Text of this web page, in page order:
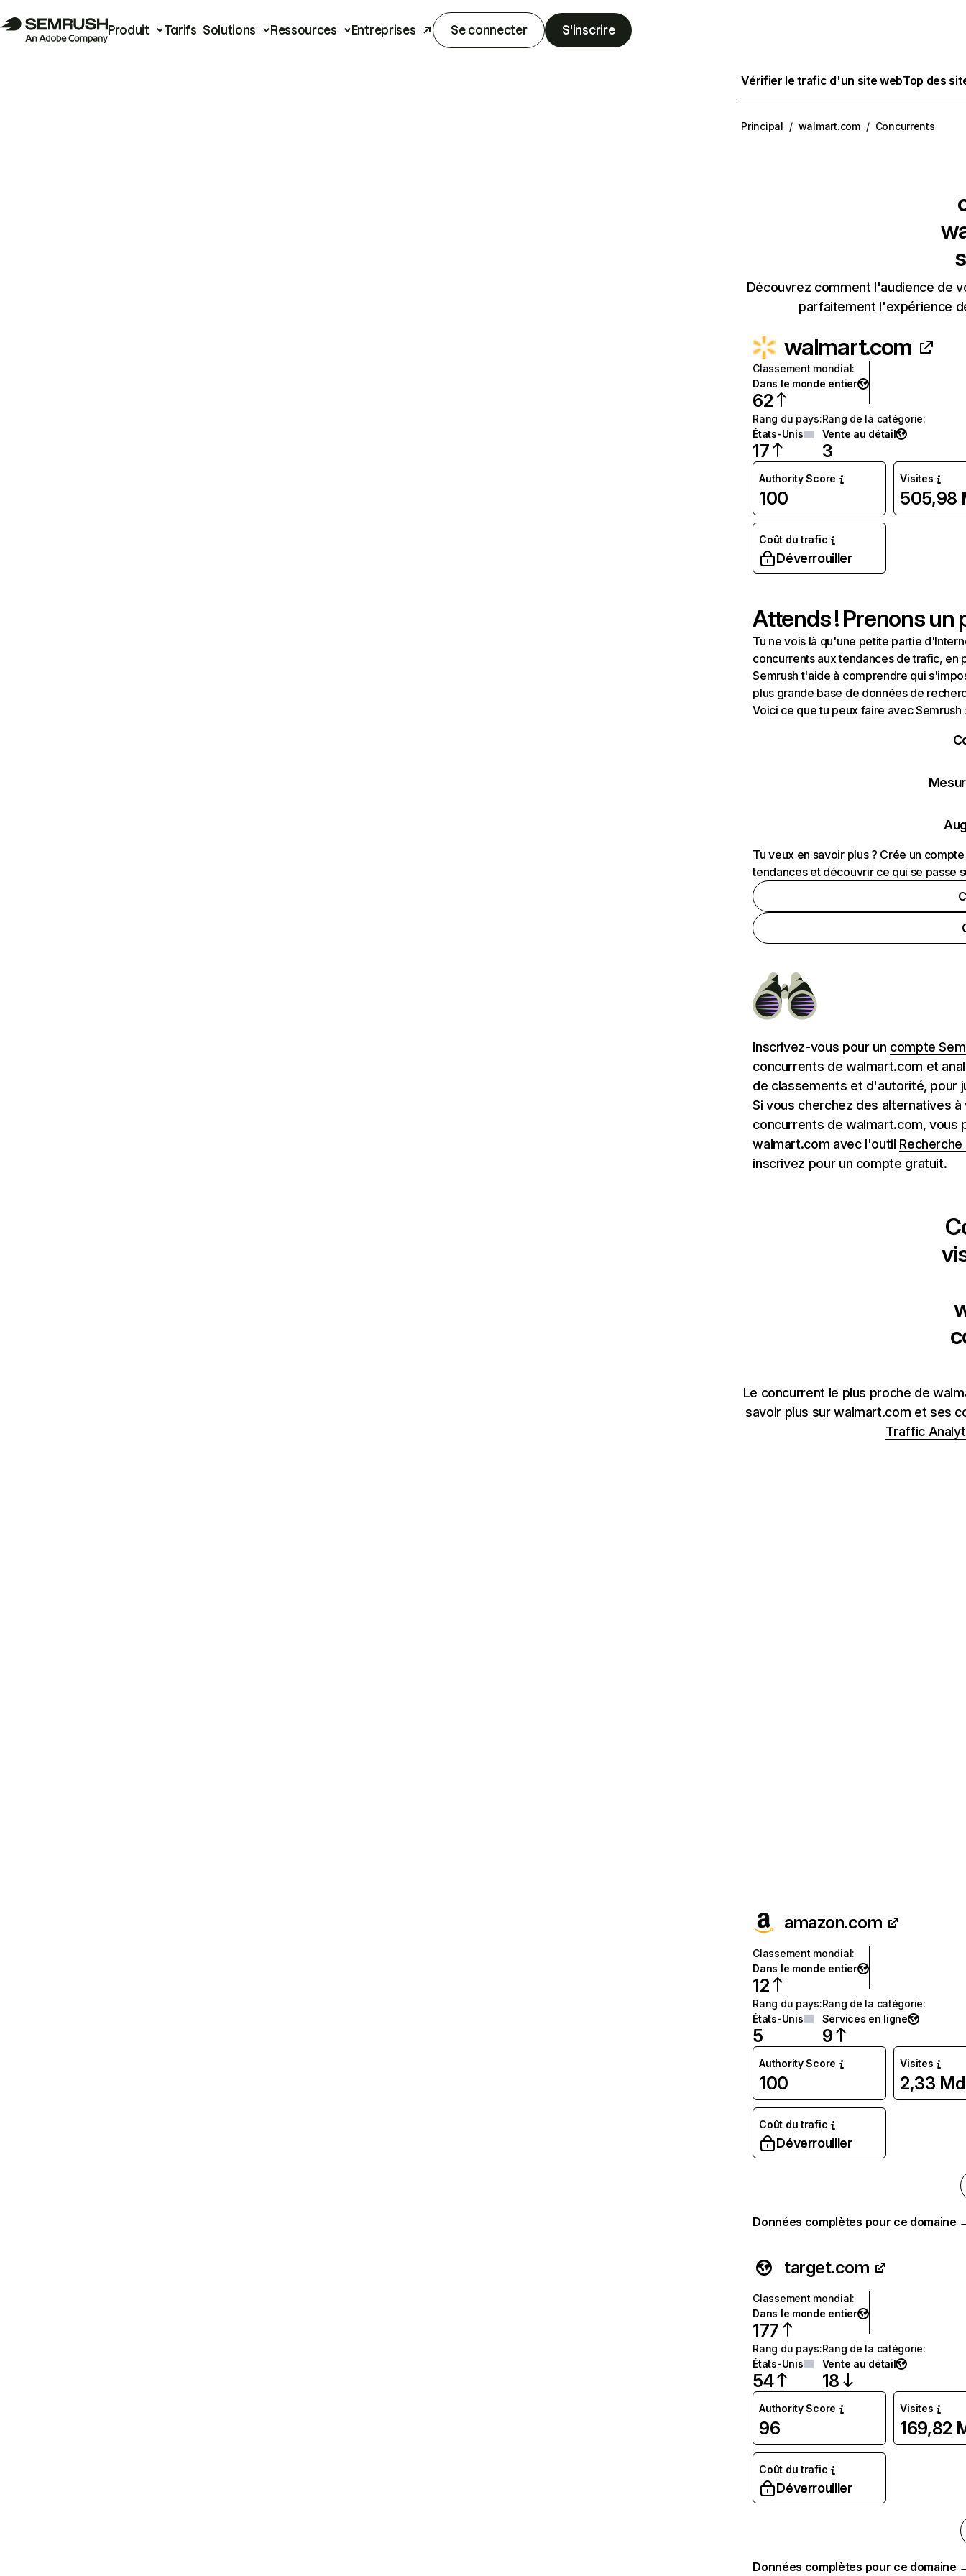
Produit Tarifs Solutions Ressources Entreprises Se connecter S'inscrire
Vérifier le trafic d'un site webTop des
Principal / walmart.com / Concurrents
Découvrez comment l'audience de
parfaitement l'expérience
walmart.com
Classement mondial:
Dans le monde entier
62
Rang du pays:
États-Unis
17
Rang de la catégorie:
Vente au détail
3
Authority Score
100
Visites
505,98
Coût du trafic
Déverrouiller
Attends ! Prenons un
Tu ne vois là qu'une petite partie
concurrents aux tendances de trafic, en
Semrush t'aide à comprendre qui
plus grande base de données de
Voici ce que tu peux faire avec Semrush
Tu veux en savoir plus ? Crée un
tendances et découvrir ce qui se passe
Inscrivez-vous pour un compte
concurrents de walmart.com et
de classements et d'autorité, pour
Si vous cherchez des alternatives
concurrents de walmart.com,
walmart.com avec l'outil
inscrivez pour un compte gratuit.
Le concurrent le plus proche de
savoir plus sur walmart.com et ses
Traffic
amazon.com
Classement mondial:
Dans le monde entier
12
Rang du pays:
États-Unis
5
Rang de la catégorie:
Services en ligne
9
Authority Score
100
Visites
2,33 Md
Coût du trafic
Déverrouiller
Données complètes pour ce domaine
target.com
Classement mondial:
Dans le monde entier
177
Rang du pays:
États-Unis
54
Rang de la catégorie:
Vente au détail
18
Authority Score
96
Visites
169,82
Coût du trafic
Déverrouiller
Données complètes pour ce domaine